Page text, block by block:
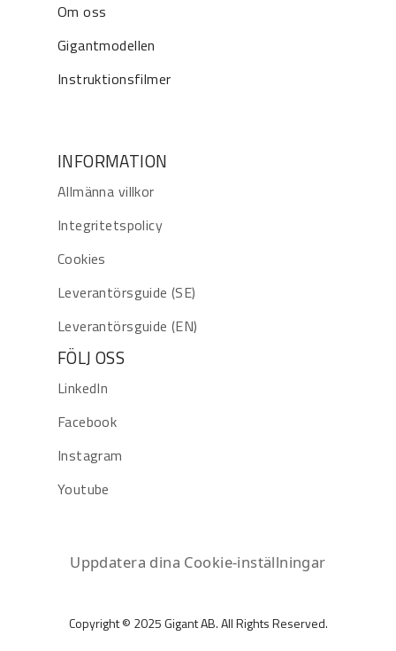
Om oss
Gigantmodellen
Instruktionsfilmer
INFORMATION
Allmänna villkor
Integritetspolicy
Cookies
Leverantörsguide (SE)
Leverantörsguide (EN)
FÖLJ OSS
LinkedIn
Facebook
Instagram
Youtube
Uppdatera dina Cookie-inställningar
Copyright © 2025 Gigant AB. All Rights Reserved.